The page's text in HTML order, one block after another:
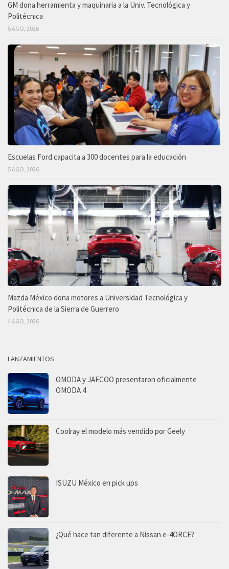
GM dona herramienta y maquinaria a la Univ. Tecnológica y
Politécnica
5 AGO, 2026
Escuelas Ford capacita a 300 docentes para la educación
5 AGO, 2026
Mazda México dona motores a Universidad Tecnológica y
Politécnica de la Sierra de Guerrero
4 AGO, 2026
LANZAMIENTOS
OMODA y JAECOO presentaron oficialmente
OMODA 4
Coolray el modelo más vendido por Geely
ISUZU México en pick ups
¿Qué hace tan diferente a Nissan e-4ORCE?